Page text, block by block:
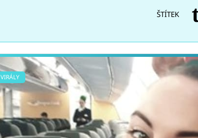
ŠTÍTEK
VIRÁLY